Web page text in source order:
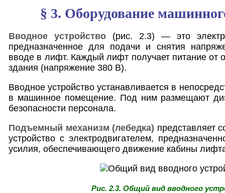
§ 3. Оборудование
Вводное устройство (рис. 2.3) — это
предназначенное для подачи и снятия
вводе в лифт. Каждый лифт получает питание от
здания (напряжение 380 В).
Вводное устройство устанавливается в
в машинное помещение. Под ним размещают
безопасности персонала.
Подъемный механизм (лебедка) представляет
устройство с электродвигателем,
усилия, обеспечивающего движение кабины
Рис. 2.3. Общий вид вводного